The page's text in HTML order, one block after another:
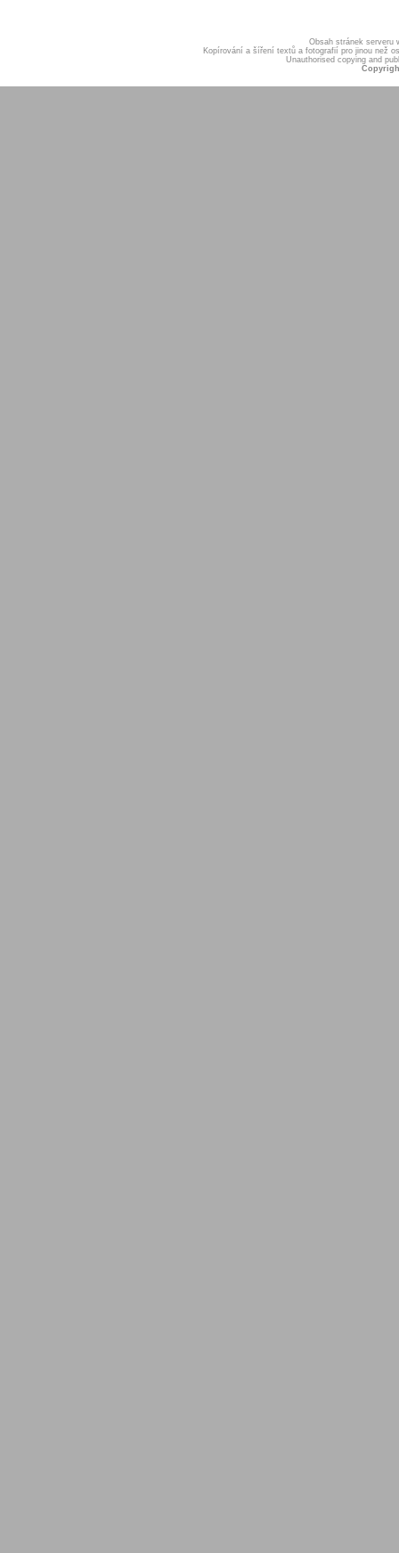
Obsah stránek serveru
Kopírování a šíření textů a fotografií pro jinou než
Unauthorised copying and